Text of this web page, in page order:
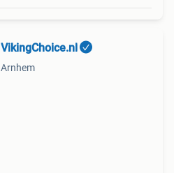
VikingChoice.nl
Arnhem